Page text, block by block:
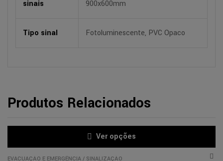
sinais
900x600mm
Tipo sinal Fotoluminescente, PVC Opaco
Produtos Relacionados
Ver opções
EVACUAÇÃO E EMERGÊNCIA / SINALIZAÇÃO